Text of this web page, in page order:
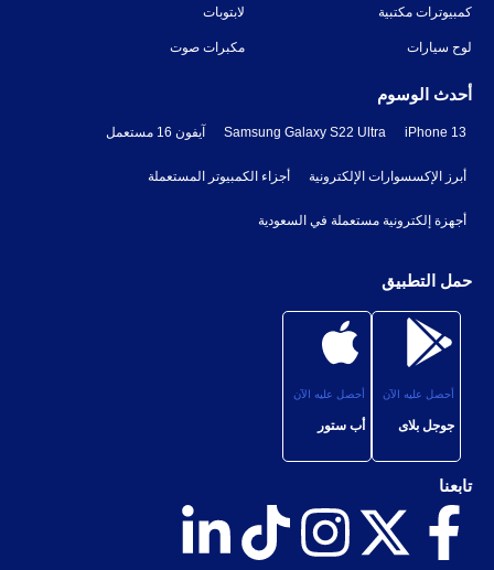
كمبيوترات مكتبية لابتوبات
لوح سيارات مكبرات صوت
أحدث الوسوم
iPhone 13
Samsung Galaxy S22 Ultra آيفون 16 مستعمل
أبرز الإكسسوارات الإلكترونية أجزاء الكمبيوتر المستعملة
أجهزة إلكترونية مستعملة في السعودية
حمل التطبيق
أحصل عليه الآن
جوجل بلاى
أحصل عليه الآن
أب ستور
تابعنا